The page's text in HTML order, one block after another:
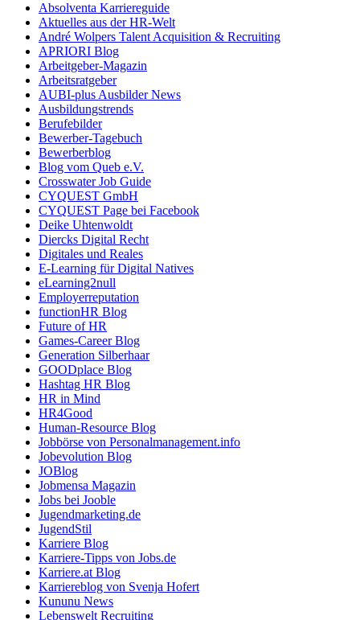
Absolventa Karriereguide
Aktuelles aus der HR-Welt
André Wolpers Talent Acquisition & Recruiting
APRIORI Blog
Arbeitgeber-Magazin
Arbeitsratgeber
AUBI-plus Ausbilder News
Ausbildungstrends
Berufebilder
Bewerber-Tagebuch
Bewerberblog
Blog vom Queb e.V.
Crosswater Job Guide
CYQUEST GmbH
CYQUEST Page bei Facebook
Deike Uhtenwoldt
Diercks Digital Recht
Digitales und Reales
E-Learning für Digital Natives
eLearning2null
Employerreputation
functionHR Blog
Future of HR
Games-Career Blog
Generation Silberhaar
GOODplace Blog
Hashtag HR Blog
HR in Mind
HR4Good
Human-Resource Blog
Jobbörse von Personalmanagement.info
Jobevolution Blog
JOBlog
Jobmensa Magazin
Jobs bei Jooble
Jugendmarketing.de
JugendStil
Karriere Blog
Karriere-Tipps von Jobs.de
Karriere.at Blog
Karriereblog von Svenja Hofert
Kununu News
Lebenswelt Recruiting